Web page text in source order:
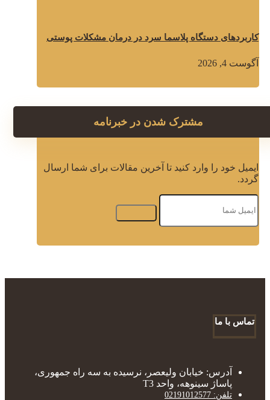
کاربردهای دستگاه پلاسما سرد در درمان مشکلات پوستی
آگوست 4, 2026
مشترک شدن در خبرنامه
ایمیل خود را وارد کنید تا آخرین مقالات برای شما ارسال
گردد.
تماس با ما
آدرس: خیابان ولیعصر، نرسیده به سه راه جمهوری،
پاساژ سینوهه، واحد T3
تلفن: 02191012577